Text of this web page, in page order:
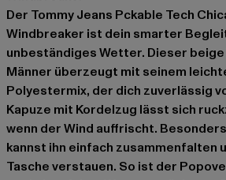
Der Tommy Jeans Pckable Tech
Windbreaker ist dein smarter
unbeständiges Wetter. Dieser
Männer überzeugt mit seinem
Polyestermix, der dich zuverlässig
Kapuze mit Kordelzug lässt sich
wenn der Wind auffrischt.
kannst ihn einfach zusammenfalten
Tasche verstauen. So ist der